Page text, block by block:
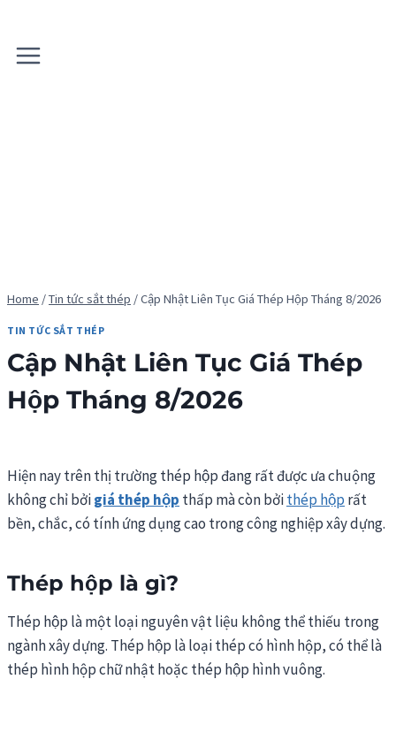
content
Home /Tin tức sắt thép /Cập Nhật Liên Tục Giá Thép Hộp Tháng 8/2026
TIN TỨC SẮT THÉP
Cập Nhật Liên Tục Giá Thép
Hộp Tháng 8/2026
Hiện nay trên thị trường thép hộp đang rất được ưa chuộng
không chỉ bởigiá thép hộp thấp mà còn bởithép hộp rất
bền, chắc, có tính ứng dụng cao trong công nghiệp xây dựng.
Thép hộp là gì?
Thép hộp là một loại nguyên vật liệu không thể thiếu trong
ngành xây dựng. Thép hộp là loại thép có hình hộp, có thể là
thép hình hộp chữ nhật hoặc thép hộp hình vuông.